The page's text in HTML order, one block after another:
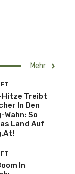
Mehr
Treibt
In Den
So
Land Auf
In